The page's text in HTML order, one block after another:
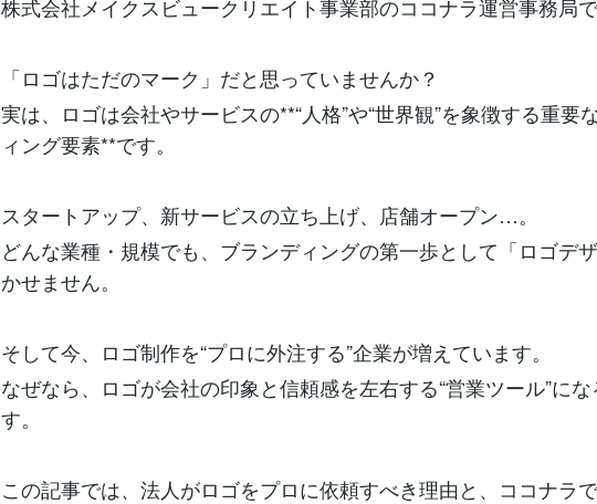
株式会社メイクスビュークリエイト事業部のココナラ運営事務局で
「ロゴはただのマーク」だと思っていませんか？
実は、ロゴは会社やサービスの**“人格”や“世界観”を象徴する重要
ィング要素**です。
スタートアップ、新サービスの立ち上げ、店舗オープン…。
どんな業種・規模でも、ブランディングの第一歩として「ロゴデ
かせません。
そして今、ロゴ制作を“プロに外注する”企業が増えています。
なぜなら、ロゴが会社の印象と信頼感を左右する“営業ツール”に
す。
この記事では、法人がロゴをプロに依頼すべき理由と、ココナラ